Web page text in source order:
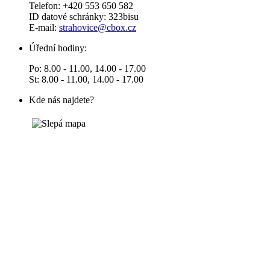
Telefon: +420 553 650 582
ID datové schránky: 323bisu
E-mail: strahovice@cbox.cz
Úřední hodiny:
Po: 8.00 - 11.00, 14.00 - 17.00
St: 8.00 - 11.00, 14.00 - 17.00
Kde nás najdete?